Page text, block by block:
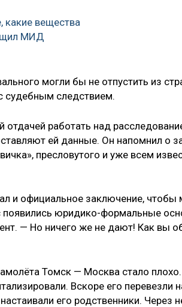
какие вещества
МИД
могли бы не отпустить из
судебным следствием.
отдачей работать над
ей данные. Он напомнил о
пресловутого и уже всем
и официальное заключение,
юридико-формальные
— Но ничего же не дают! Как вы
Томск — Москва стало
Вскоре его перевезли
его родственники. Через